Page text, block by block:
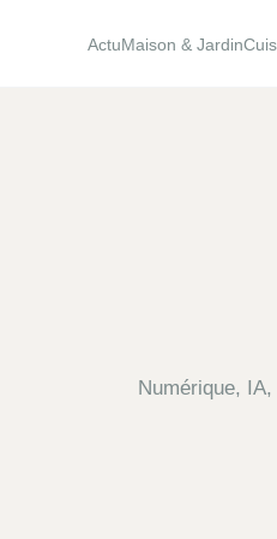
ActuMaison & Jardin
Numérique,